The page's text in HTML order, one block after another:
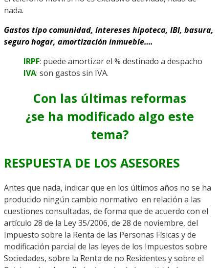
nada.
Gastos tipo comunidad, intereses hipoteca, IBI, basura,
seguro hogar, amortización inmueble….
IRPF: puede amortizar el % destinado a despacho
IVA: son gastos sin IVA.
Con las últimas reformas
¿se ha modificado algo este
tema?
RESPUESTA DE LOS ASESORES
Antes que nada, indicar que en los últimos años no se ha
producido ningún cambio normativo en relación a las
cuestiones consultadas, de forma que de acuerdo con el
artículo 28 de la Ley 35/2006, de 28 de noviembre, del
Impuesto sobre la Renta de las Personas Físicas y de
modificación parcial de las leyes de los Impuestos sobre
Sociedades, sobre la Renta de no Residentes y sobre el